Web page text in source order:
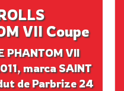
VII Coupe
PHANTOM VII
marca SAINT
de Parbrize 24